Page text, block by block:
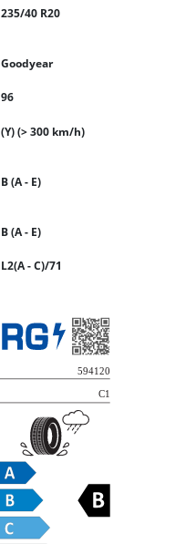
235/40 R20
Goodyear
96
(Y) (> 300 km/h)
B (A - E)
B (A - E)
L2(A - C)/71